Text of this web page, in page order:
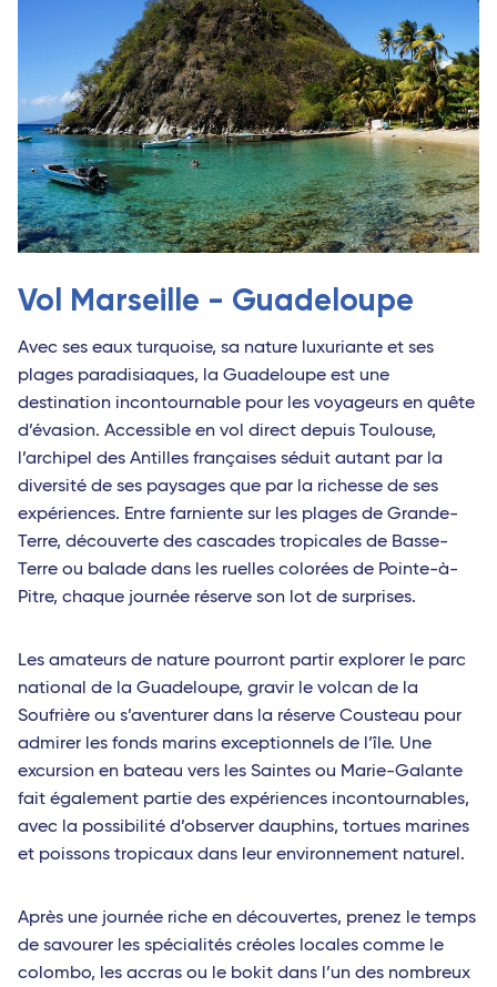
Vol Marseille - Guadeloupe
Avec ses eaux turquoise, sa nature luxuriante et ses
plages paradisiaques, la Guadeloupe est une
destination incontournable pour les voyageurs en quête
d’évasion. Accessible en vol direct depuis Toulouse,
l’archipel des Antilles françaises séduit autant par la
diversité de ses paysages que par la richesse de ses
expériences. Entre farniente sur les plages de Grande-
Terre, découverte des cascades tropicales de Basse-
Terre ou balade dans les ruelles colorées de Pointe-à-
Pitre, chaque journée réserve son lot de surprises.
Les amateurs de nature pourront partir explorer le parc
national de la Guadeloupe, gravir le volcan de la
Soufrière ou s’aventurer dans la réserve Cousteau pour
admirer les fonds marins exceptionnels de l’île. Une
excursion en bateau vers les Saintes ou Marie-Galante
fait également partie des expériences incontournables,
avec la possibilité d’observer dauphins, tortues marines
et poissons tropicaux dans leur environnement naturel.
Après une journée riche en découvertes, prenez le temps
de savourer les spécialités créoles locales comme le
colombo, les accras ou le bokit dans l’un des nombreux